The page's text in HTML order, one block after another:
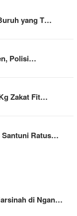
yang T…
Polisi…
Zakat Fit…
Santuni Ratus…
di Ngan…